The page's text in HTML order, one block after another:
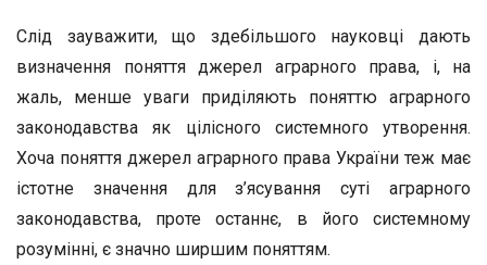
Слід зауважити, що здебільшого науковці дають
визначення поняття джерел аграрного права, і, на
жаль, менше уваги приділя­ють поняттю аграрного
законодавства як цілісного системного ут­ворення.
Хоча поняття джерел аграрного права України теж має
істотне значення для з’ясування суті аграрного
законодавства, проте останнє, в його системному
розумінні, є значно ширшим поняттям.